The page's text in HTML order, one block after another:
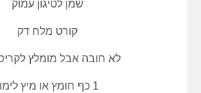
שמן לטיגון עמוק
קורט מלח דק
לא חובה אבל מומלץ
1 כף חומץ או מיץ לימון